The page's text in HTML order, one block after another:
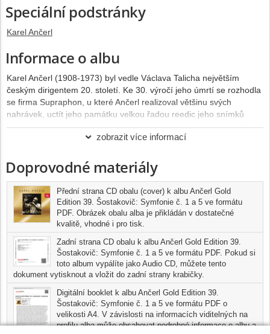
Speciální podstránky
Karel Ančerl
Informace o albu
Karel Ančerl (1908-1973) byl vedle Václava Talicha největším
českým dirigentem 20. století. Ke 30. výročí jeho úmrtí se rozhodla
se firma Supraphon, u které Ančerl realizoval většinu svých
nahrávek, uctít jeho památku velkou řadou reedic jeho snímků
nazvanou Ančerl Gold Edition. Edice obsahuje celkem 42, titulů,
které prošly náročnou úpravou ve zvukovém studiu a jsou
historickými a estetickými studiemi a bohatou fotodokumentací.
Ančerlova kariéra je spojena s orchestrem České filharmonie, s níž
spolupracoval od roku 1950 osmnáct let. Aniž bychom sebeméně
podcenili obrovské umělecké zásluhy Václava Talicha a Rafaela
Kubelíka o vytvoření interpretačního slohu České filharmonie,
můžeme říci, že Karel Ančerl byl prvním českým dirigentem
světové pověsti a že svůj orchestr přivedl k suverénní virtuozitě a
světové proslulosti. Jeho umělecké výkony byly syntézou uvážené
koncepce a minuciézní práce s detaily, byly založeny na dokonalé
znalosti partitury a schopnosti vystihnout její architekturu, na
vytříbeném slohovém cítění, velké zvukové představivosti a v
neposlední řadě i na dokonale srozumitelném dirigentském gestu.
Ančerl dovedl svůj orchestr přesvědčit o správnosti své koncepce,
což je snad nejdůležitější podmínka uměleckého úspěchu v tomto
zobrazit více informací
Doprovodné materiály
Přední strana CD obalu (cover) k albu Ančerl Gold
Edition 39. Šostakovič: Symfonie č. 1 a 5 ve formátu
PDF. Obrázek obalu alba je přikládán v dostatečné
kvalitě, vhodné i pro tisk.
Zadní strana CD obalu k albu Ančerl Gold Edition 39.
Šostakovič: Symfonie č. 1 a 5 ve formátu PDF. Pokud si
toto album vypálíte jako Audio CD, můžete tento
dokument vytisknout a vložit do zadní strany krabičky.
Digitální booklet k albu Ančerl Gold Edition 39.
Šostakovič: Symfonie č. 1 a 5 ve formátu PDF o
velikosti A4. V závislosti na informacích viditelných na
profilu alba může obsahovat podrobné informace o albu a